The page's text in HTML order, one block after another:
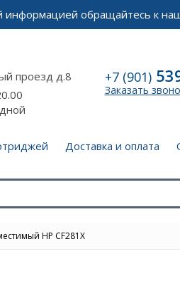
обращайтесь к
проезд д.8
+7 (901)
Заказать
Доставка и оплата
HP CF281X